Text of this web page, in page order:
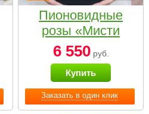
Заказать в один клик
Пионовидные
розы «Мисти
бабблс» в
черной коробке
Small
6 550руб.
Купить